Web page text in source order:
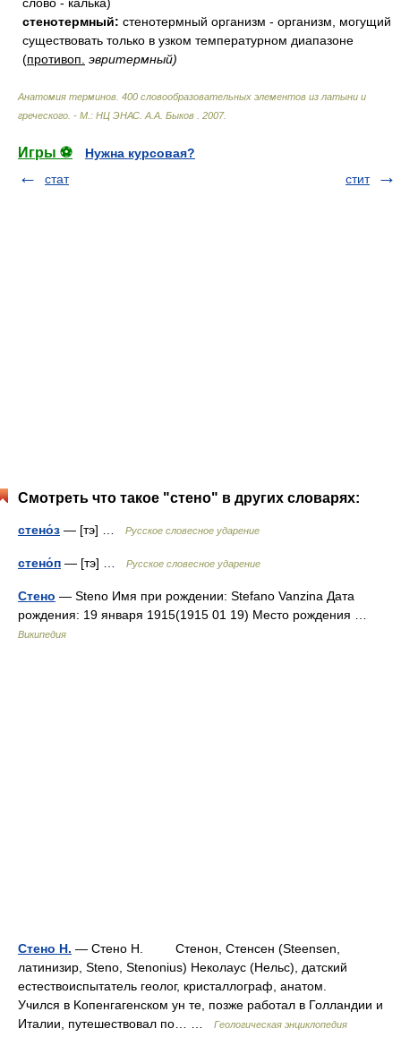
стенотермный: стенотермный организм - организм, могущий
существовать только в узком температурном диапазоне
(противоп. эвритермный)
Анатомия терминов. 400 словообразовательных элементов из латыни и
греческого. - М.: НЦ ЭНАС А.А. Быков 2007.
Игры ⚽
Нужна курсовая?
стат
стит
Смотреть что такое "стено" в других словарях:
стено́з — [тэ] … Русское словесное ударение
стено́п — [тэ] … Русское словесное ударение
Стено — Steno Имя при рождении: Stefano Vanzina Дата
рождения: 19 января 1915(1915 01 19) Место рождения …
Википедия
Стено Н. — Стено Н. Cтенон, Cтенсен (Steensen,
латинизир, Steno, Stenonius) Heколаус (Heльс), датский
естествоиспытатель геолог, кристаллограф, анатом.
Учился в Kопенгагенском ун те, позже работал в Голландии и
Италии, путешествовал по… …
Геологическая энциклопедия